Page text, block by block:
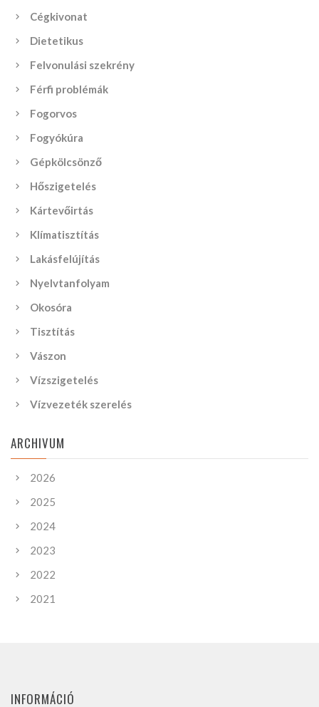
Cégkivonat
Dietetikus
Felvonulási szekrény
Férfi problémák
Fogorvos
Fogyókúra
Gépkölcsönző
Hőszigetelés
Kártevőirtás
Klímatisztítás
Lakásfelújítás
Nyelvtanfolyam
Okosóra
Tisztítás
Vászon
Vízszigetelés
Vízvezeték szerelés
ARCHIVUM
2026
2025
2024
2023
2022
2021
INFORMÁCIÓ